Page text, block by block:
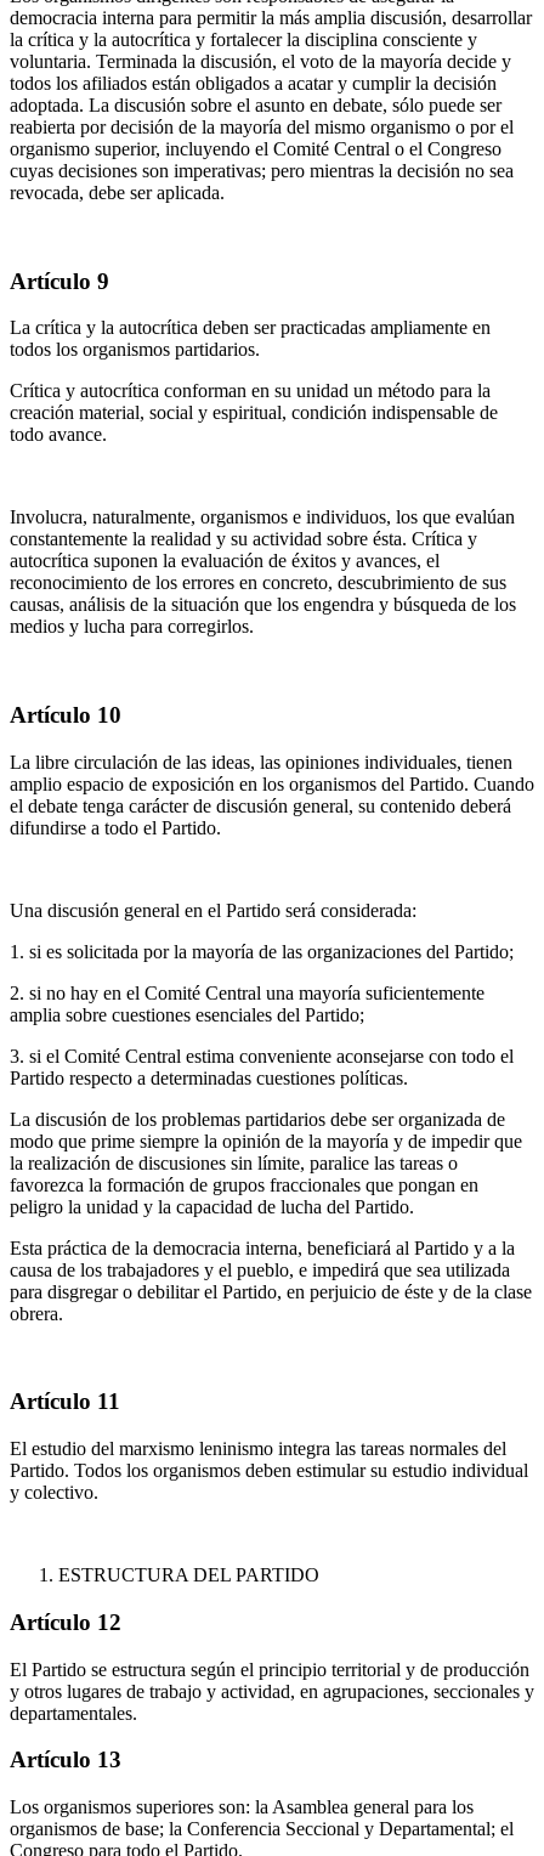
democracia interna para permitir la más amplia discusión, desarrollar
la crítica y la autocrítica y fortalecer la disciplina consciente y
voluntaria. Terminada la discusión, el voto de la mayoría decide y
todos los afiliados están obligados a acatar y cumplir la decisión
adoptada. La discusión sobre el asunto en debate, sólo puede ser
reabierta por decisión de la mayoría del mismo organismo o por el
organismo superior, incluyendo el Comité Central o el Congreso
cuyas decisiones son imperativas; pero mientras la decisión no sea
revocada, debe ser aplicada.
Artículo 9
La crítica y la autocrítica deben ser practicadas ampliamente en
todos los organismos partidarios.
Crítica y autocrítica conforman en su unidad un método para la
creación material, social y espiritual, condición indispensable de
todo avance.
Involucra, naturalmente, organismos e individuos, los que evalúan
constantemente la realidad y su actividad sobre ésta. Crítica y
autocrítica suponen la evaluación de éxitos y avances, el
reconocimiento de los errores en concreto, descubrimiento de sus
causas, análisis de la situación que los engendra y búsqueda de los
medios y lucha para corregirlos.
Artículo 10
La libre circulación de las ideas, las opiniones individuales, tienen
amplio espacio de exposición en los organismos del Partido. Cuando
el debate tenga carácter de discusión general, su contenido deberá
difundirse a todo el Partido.
Una discusión general en el Partido será considerada:
1. si es solicitada por la mayoría de las organizaciones del Partido;
2. si no hay en el Comité Central una mayoría suficientemente
amplia sobre cuestiones esenciales del Partido;
3. si el Comité Central estima conveniente aconsejarse con todo el
Partido respecto a determinadas cuestiones políticas.
La discusión de los problemas partidarios debe ser organizada de
modo que prime siempre la opinión de la mayoría y de impedir que
la realización de discusiones sin límite, paralice las tareas o
favorezca la formación de grupos fraccionales que pongan en
peligro la unidad y la capacidad de lucha del Partido.
Esta práctica de la democracia interna, beneficiará al Partido y a la
causa de los trabajadores y el pueblo, e impedirá que sea utilizada
para disgregar o debilitar el Partido, en perjuicio de éste y de la clase
obrera.
Artículo 11
El estudio del marxismo leninismo integra las tareas normales del
Partido. Todos los organismos deben estimular su estudio individual
y colectivo.
ESTRUCTURA DEL PARTIDO
Artículo 12
El Partido se estructura según el principio territorial y de producción
y otros lugares de trabajo y actividad, en agrupaciones, seccionales y
departamentales.
Artículo 13
Los organismos superiores son: la Asamblea general para los
organismos de base; la Conferencia Seccional y Departamental; el
Congreso para todo el Partido.